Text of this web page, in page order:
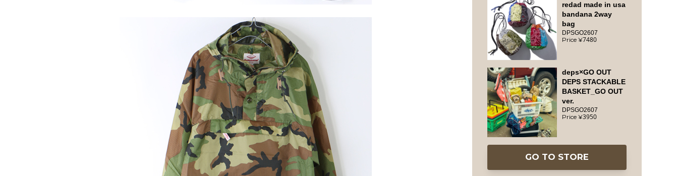
redad made in usa
bandana 2way
bag
DPSGO2607
7480
deps×GO OUT
DEPS STACKABLE
BASKET_GO OUT
ver.
DPSGO2607
3950
GO TO STORE